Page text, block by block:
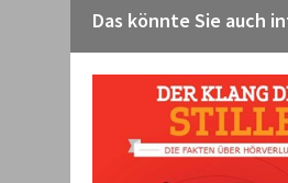
Das könnte Sie auch